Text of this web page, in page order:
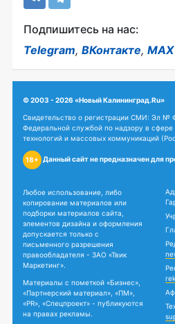
Подпишитесь на нас:
Telegram, ВКонтакте, MAX
© 2003 - 2026 «Новый Калининград.Ru»
Свидетельство о регистрации СМИ: Эл №
Федеральной службой по надзору в
технологий и массовых коммуникаций
18+ Данный сайт не предназначен для
Любое использование, либо
копирование материалов или
подборки материалов сайта,
элементов дизайна и оформления
допускается только с
письменного разрешения
правообладателя - ЗАО «Твик
Маркетинг».
Материалы с пометкой «Бизнес»,
«Партнерский материал», «ПМ»,
«PR», «Спецпроект» - публикуются
на правах рекламы.